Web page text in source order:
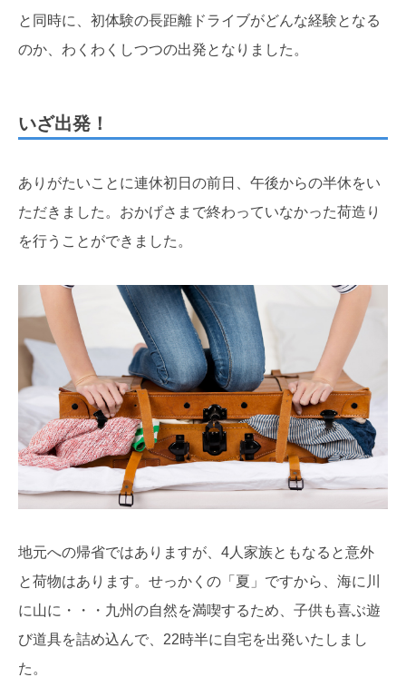
と同時に、初体験の長距離ドライブがどんな経験となる
のか、わくわくしつつの出発となりました。
いざ出発！
ありがたいことに連休初日の前日、午後からの半休をい
ただきました。おかげさまで終わっていなかった荷造り
を行うことができました。
地元への帰省ではありますが、4人家族ともなると意外
と荷物はあります。せっかくの「夏」ですから、海に川
に山に・・・九州の自然を満喫するため、子供も喜ぶ遊
び道具を詰め込んで、22時半に自宅を出発いたしまし
た。